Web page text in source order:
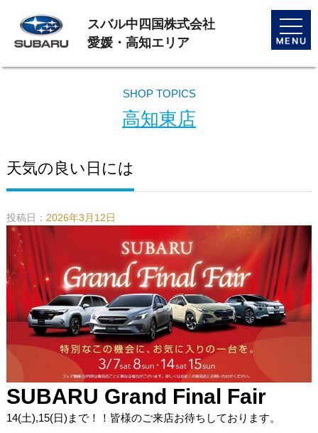
toggle
スバル中四国株式会社
愛媛・高知エリア
SHOP TOPICS
高知東店
天気の良い日には
投稿日： 2026年3月12日
SUBARU Grand Final Fair
14(土),15(日)まで！！皆様のご来店お待ちしております。